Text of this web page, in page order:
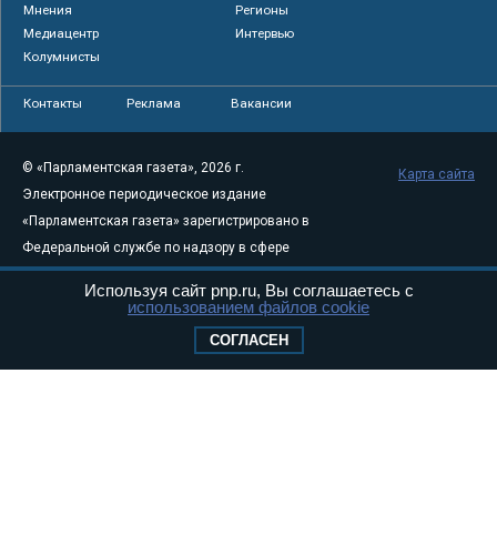
Мнения
Регионы
Медиацентр
Интервью
Колумнисты
Контакты Реклама Вакансии
© «Парламентская газета», 2026 г.
Электронное периодическое издание
«Парламентская газета» зарегистрировано в
Федеральной службе по надзору в сфере
связи, информационных технологий и
массовых коммуникаций (Роскомнадзор) 05
Свидетельство о регистрации Эл № ФС77-
Карта сайта
Используя сайт pnp.ru, Вы соглашаетесь с
использованием файлов cookie
СОГЛАСЕН